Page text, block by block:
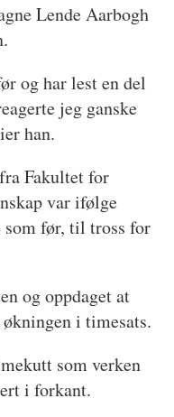
Lende Aarbogh
og har lest en del
jeg ganske
han.
Fakultet for
var ifølge
som før, til tross for
og oppdaget at
i timesats.
som verken
i forkant.